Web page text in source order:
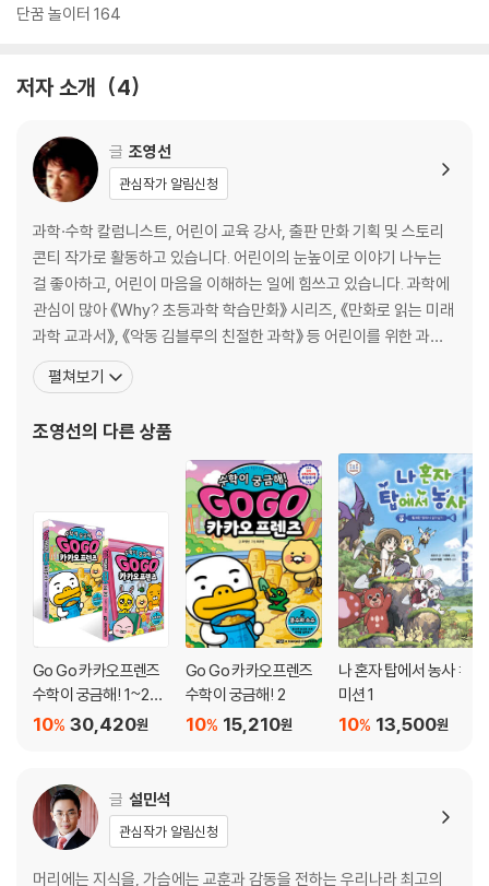
단꿈 놀이터 164
저자 소개 4
글 조영선
관심작가 알림신청
과학·수학 칼럼니스트, 어린이 교육 강사, 출판 만화 기획 및 스토리
콘티 작가로 활동하고 있습니다. 어린이의 눈높이로 이야기 나누는
걸 좋아하고, 어린이 마음을 이해하는 일에 힘쓰고 있습니다. 과학에
관심이 많아 《Why? 초등과학 학습만화》 시리즈, 《만화로 읽는 미래
과학 교과서》, 《악동 김블루의 친절한 과학》 등 어린이를 위한 과학
도서를 집필했습니다. 최근에는 역사를 알아야 미래를 알 수 있다는
생각에 《LIVE 세계사》 시리즈와 《한국사고!》를 집필하며 쉽게 읽을
세상을 바라보는 지혜가 어린이의 마
펼쳐보기
조영선의 다른 상품
Go Go 카카오프렌즈
수학이 궁금해! 1~2권
세트 30,420원
10%
Go Go 카카오프렌즈
수학이 궁금해! 2
15,210원
10%
나 혼자 탑에서 농사 :
미션 1
13,500원
10%
글 설민석
관심작가 알림신청
머리에는 지식을, 가슴에는 교훈과 감동을 전하는 우리나라 최고의